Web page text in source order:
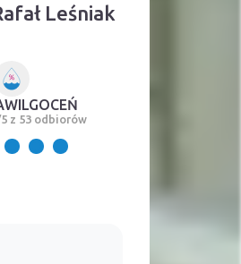
Leśniak
z 53 odbiorów